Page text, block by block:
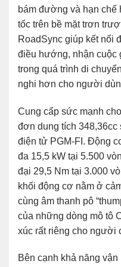
bám đường và hạn
tốc trên bề mặt trơn
RoadSync giúp kết nối
điều hướng, nhận cuộc
trong quá trình di
nghi hơn cho người
Cung cấp sức mạnh
đơn dung tích 348,36cc
điện tử PGM-FI. Động
đa 15,5 kW tại 5.500
đại 29,5 Nm tại 3.000
khối động cơ nằm ở
cùng âm thanh pô
của những dòng mô tô
xúc rất riêng cho người
Bên cạnh khả năng vận